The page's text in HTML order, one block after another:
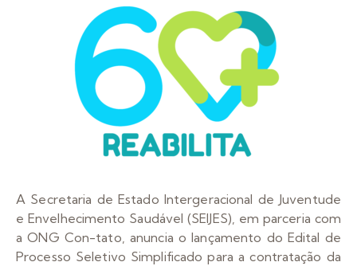
A Secretaria de Estado Intergeracional de Juventude
e Envelhecimento Saudável (SEIJES), em parceria com
a ONG Con-tato, anuncia o lançamento do Edital de
Processo Seletivo Simplificado para a contratação da